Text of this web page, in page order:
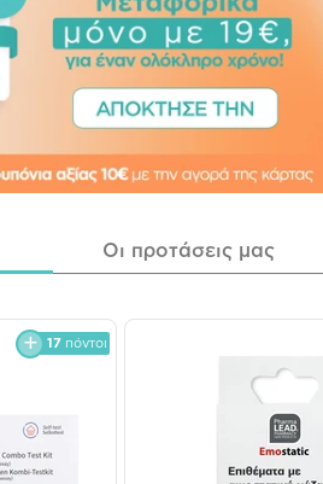
Οι προτάσεις μας
17 πόντοι